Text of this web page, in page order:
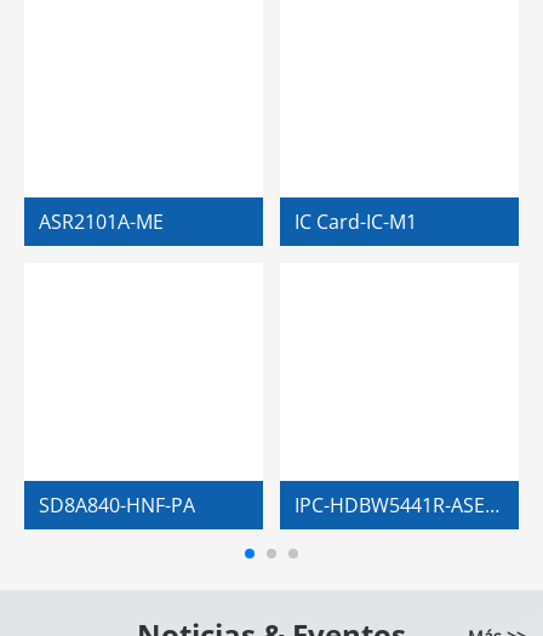
ASR2101A-ME
SD8A840-HNF-PA
IC Card-IC-M1
IPC-HDBW5441R-ASE-HDMI